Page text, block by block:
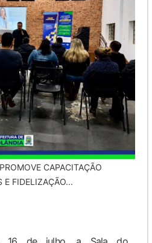
CAPACITAÇÃO
E FIDELIZAÇÃO...